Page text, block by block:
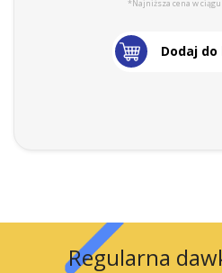
*Najniższa cena w ciągu
Dodaj
Regularna